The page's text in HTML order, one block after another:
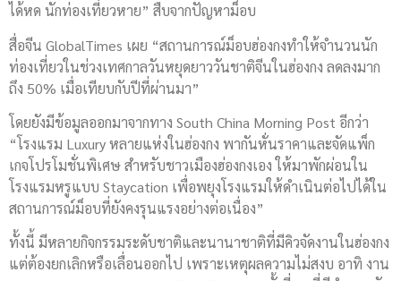
ได้หด นักท่องเที่ยวหาย” สืบจากปัญหาม็อบ
สื่อจีน GlobalTimes เผย “สถานการณ์ม็อบฮ่องกงทำให้จำนวนนัก
ท่องเที่ยวในช่วงเทศกาลวันหยุดยาววันชาติจีนในฮ่องกง ลดลงมาก
ถึง 50% เมื่อเทียบกับปีที่ผ่านมา”
โดยยังมีข้อมูลออกมาจากทาง South China Morning Post อีกว่า
“โรงแรม Luxury หลายแห่งในฮ่องกง พากันหั่นราคาและจัดแพ็ก
เกจโปรโมชั่นพิเศษ สำหรับชาวเมืองฮ่องกงเอง ให้มาพักผ่อนใน
โรงแรมหรูแบบ Staycation เพื่อพยุงโรงแรมให้ดำเนินต่อไปได้ใน
สถานการณ์ม็อบที่ยังคงรุนแรงอย่างต่อเนื่อง”
ทั้งนี้ มีหลายกิจกรรมระดับชาติและนานาชาติที่มีคิวจัดงานในฮ่องกง
แต่ต้องยกเลิกหรือเลื่อนออกไป เพราะเหตุผลความไม่สงบ อาทิ งาน